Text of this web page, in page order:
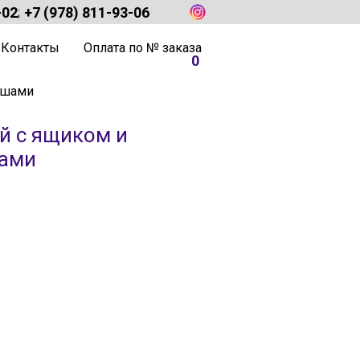
; +7 (978) 811-93-06
Контакты Оплата по № заказа
0
с ящиком и